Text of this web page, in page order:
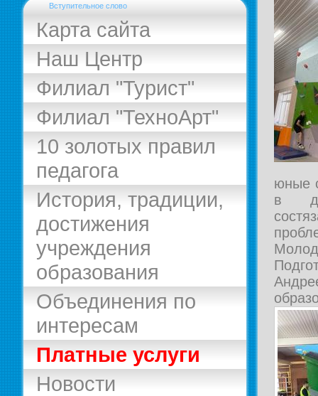
Вступительное слово
Карта сайта
Наш Центр
Филиал "Турист"
Филиал "ТехноАрт"
10 золотых правил
педагога
История, традиции,
достижения
учреждения
образования
Объединения по
интересам
Платные услуги
Новости
юные
в